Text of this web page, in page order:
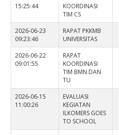
15:25:44
KOORDINASI
TIM CS
2026-06-23
09:23:46
RAPAT PKKMB
UNIVERSITAS
2026-06-22
09:01:55
RAPAT
KOORDINASI
TIM BMN DAN
TU
2026-06-15
11:00:26
EVALUASI
KEGIATAN
ILKOMERS GOES
TO SCHOOL